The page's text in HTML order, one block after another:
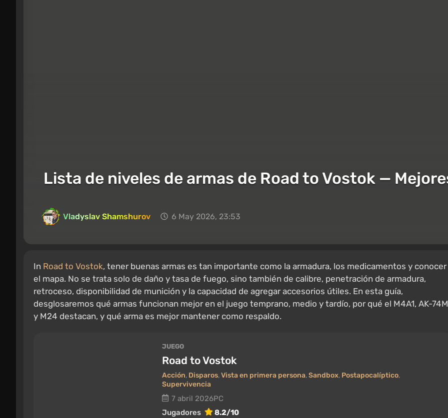
Lista de niveles de armas de Road to Vostok —
Vladyslav Shamshurov 6 May 2026, 23:53
In Road to Vostok, tener buenas armas es tan importante como la armadura, los medicamentos y conocer
el mapa. No se trata solo de daño y tasa de fuego, sino también de calibre, penetración de armadura,
retroceso, disponibilidad de munición y la capacidad de agregar accesorios útiles. En esta guía,
desglosaremos qué armas funcionan mejor en el juego temprano, medio y tardío, por qué el M4A1, AK-74M
y M24 destacan, y qué arma es mejor mantener como respaldo.
JUEGO
Road to Vostok
Acción, Disparos,Vista en primera persona,Sandbox, Postapocalíptico,
Supervivencia
7 abril 2026PC
Jugadores
8.2/10